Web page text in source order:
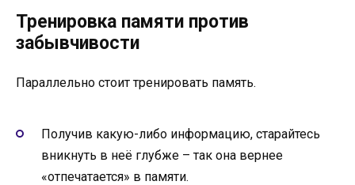
Тренировка памяти против
забывчивости
Параллельно стоит тренировать память.
Получив какую-либо информацию, старайтесь
вникнуть в неё глубже – так она вернее
«отпечатается» в памяти.